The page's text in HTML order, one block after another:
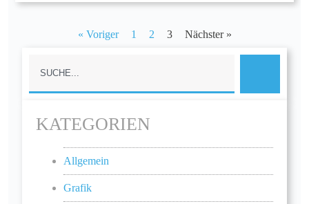
« Voriger 1 2 3 Nächster »
KATEGORIEN
Allgemein
Grafik